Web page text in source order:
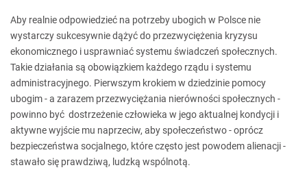
Aby realnie odpowiedzieć na potrzeby ubogich w Polsce nie
wystarczy sukcesywnie dążyć do przezwyciężenia kryzysu
ekonomicznego i usprawniać systemu świadczeń społecznych.
Takie działania są obowiązkiem każdego rządu i systemu
administracyjnego. Pierwszym krokiem w dziedzinie pomocy
ubogim - a zarazem przezwyciężania nierówności społecznych -
powinno być dostrzeżenie człowieka w jego aktualnej kondycji i
aktywne wyjście mu naprzeciw, aby społeczeństwo - oprócz
bezpieczeństwa socjalnego, które często jest powodem alienacji -
stawało się prawdziwą, ludzką wspólnotą.